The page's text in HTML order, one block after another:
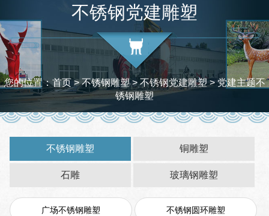
玻璃钢雕塑
新闻中心
案例展示
不锈钢党建雕塑
您的位置：首页> 不锈钢雕塑 >不锈钢党建雕塑> 党建主题不
锈钢雕塑
不锈钢雕塑 铜雕塑
石雕 玻璃钢雕塑
广场不锈钢雕塑 不锈钢圆环雕塑